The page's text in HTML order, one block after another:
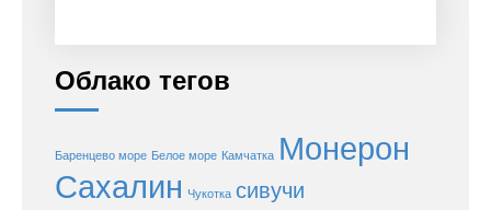
Облако тегов
Баренцево море Белое море Камчатка Монерон
Сахалин Чукотка сивучи